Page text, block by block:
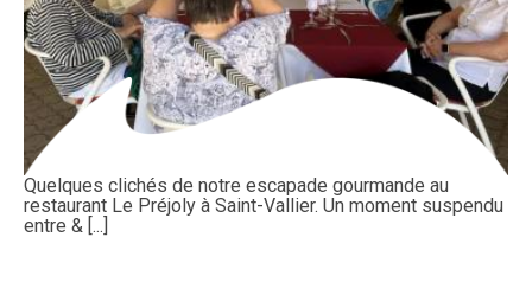
Quelques clichés de notre escapade gourmande au
restaurant Le Préjoly à Saint-Vallier. Un moment suspendu
entre & [...]